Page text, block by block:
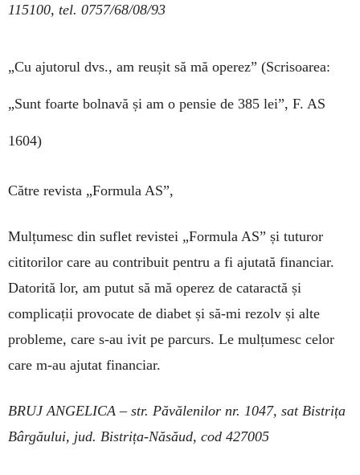
115100, tel. 0757/68/08/93
„Cu ajutorul dvs., am reușit să mă operez” (Scrisoarea:
„Sunt foarte bolnavă și am o pensie de 385 lei”, F. AS
1604)
Către revista „Formula AS”,
Mulțumesc din suflet revistei „Formula AS” și tuturor
cititorilor care au contribuit pentru a fi ajutată financiar.
Datorită lor, am putut să mă operez de cataractă și
complicații provocate de diabet și să-mi rezolv și alte
probleme, care s-au ivit pe parcurs. Le mulțumesc celor
care m-au ajutat financiar.
BRUJ ANGELICA – str. Păvălenilor nr. 1047, sat Bistrița
Bârgăului, jud. Bistrița-Năsăud, cod 427005